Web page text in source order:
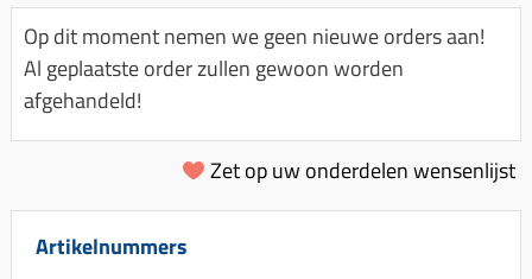
Spanningsregelaar
Toerenbegrenzer
Remlichtschakelaar
Luchtfilter (delen)
Luchtfilter deksel
Motor blokken
Membraan (delen)
Pakking (sets)
Km teller kabel
Kickstart deksel
Kickstart ronsel
Schokbrekers
Spiegels
Kinderzitje (scooter)
Olie-onderhoudsmiddelen
Oppakbeugel
Scooterhoezen
Scooter Kleding
Op dit moment nemen we geen nieuwe orders aan!
Al geplaatste order zullen gewoon worden
afgehandeld!
Zet op uw onderdelen wensenlijst
Artikelnummers